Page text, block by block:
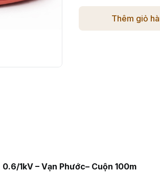
Thêm giỏ
1kV – Vạn Phước– Cuộn 100m